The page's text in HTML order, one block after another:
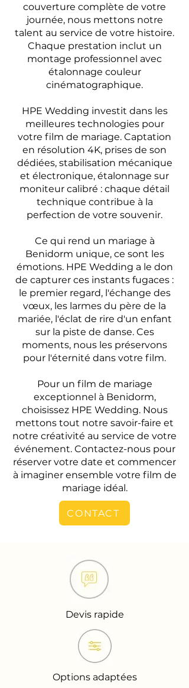
couverture complète de votre
journée, nous mettons notre
talent au service de votre histoire.
Chaque prestation inclut un
montage professionnel avec
étalonnage couleur
cinématographique.
HPE Wedding investit dans les
meilleures technologies pour
votre film de mariage. Captation
en résolution 4K, prises de son
dédiées, stabilisation mécanique
et électronique, étalonnage sur
moniteur calibré : chaque détail
technique contribue à la
perfection de votre souvenir.
Ce qui rend un mariage à
Benidorm unique, ce sont les
émotions. HPE Wedding a le don
de capturer ces instants fugaces :
le premier regard, l'échange des
vœux, les larmes du père de la
mariée, l'éclat de rire d'un enfant
sur la piste de danse. Ces
moments, nous les préservons
pour l'éternité dans votre film.
Pour un film de mariage
exceptionnel à Benidorm,
choisissez HPE Wedding. Nous
mettons tout notre savoir-faire et
notre créativité au service de votre
événement. Contactez-nous pour
réserver votre date et commencer
à imaginer ensemble votre film de
mariage idéal.
CONTACT
Devis rapide
Options adaptées